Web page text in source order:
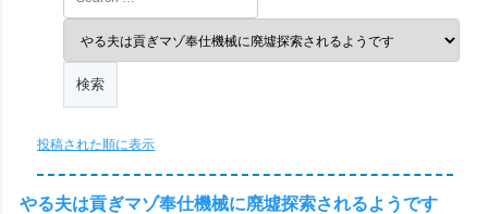
投稿された順に表示
やる夫は貢ぎマゾ奉仕機械に廃墟探索されるようです